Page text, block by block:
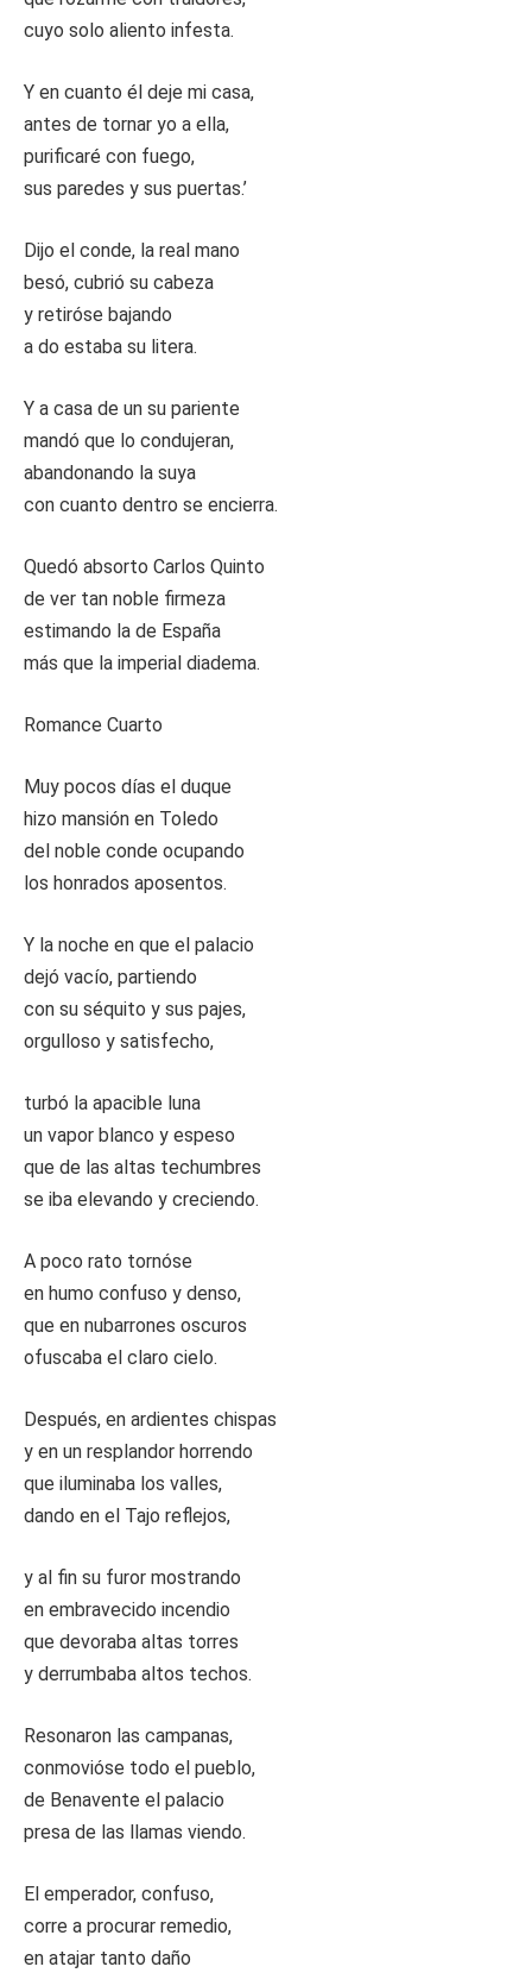
cuyo solo aliento infesta.
Y en cuanto él deje mi casa,
antes de tornar yo a ella,
purificaré con fuego,
sus paredes y sus puertas.’
Dijo el conde, la real mano
besó, cubrió su cabeza
y retiróse bajando
a do estaba su litera.
Y a casa de un su pariente
mandó que lo condujeran,
abandonando la suya
con cuanto dentro se encierra.
Quedó absorto Carlos Quinto
de ver tan noble firmeza
estimando la de España
más que la imperial diadema.
Romance Cuarto
Muy pocos días el duque
hizo mansión en Toledo
del noble conde ocupando
los honrados aposentos.
Y la noche en que el palacio
dejó vacío, partiendo
con su séquito y sus pajes,
orgulloso y satisfecho,
turbó la apacible luna
un vapor blanco y espeso
que de las altas techumbres
se iba elevando y creciendo.
A poco rato tornóse
en humo confuso y denso,
que en nubarrones oscuros
ofuscaba el claro cielo.
Después, en ardientes chispas
y en un resplandor horrendo
que iluminaba los valles,
dando en el Tajo reflejos,
y al fin su furor mostrando
en embravecido incendio
que devoraba altas torres
y derrumbaba altos techos.
Resonaron las campanas,
conmovióse todo el pueblo,
de Benavente el palacio
presa de las llamas viendo.
El emperador, confuso,
corre a procurar remedio,
en atajar tanto daño